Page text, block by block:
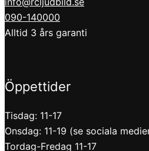
090-140000
Alltid 3 års garanti
Öppettider
Tisdag: 11-17
Onsdag: 11-19 (se sociala
Tordag-Fredag 11-17